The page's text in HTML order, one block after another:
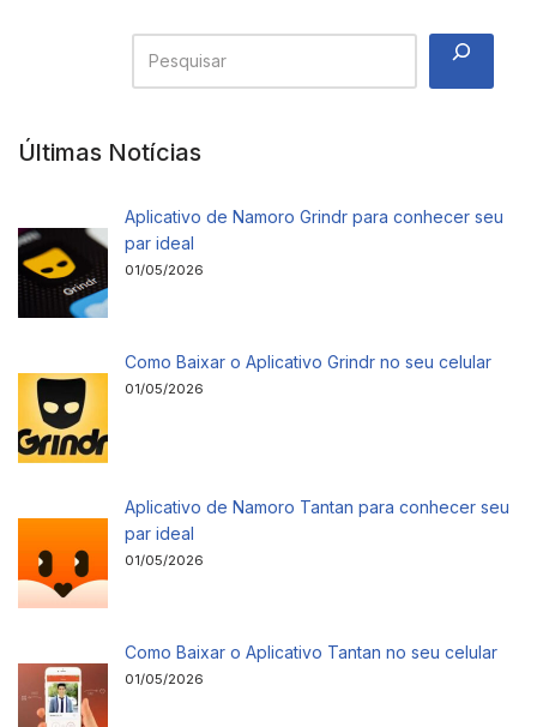
Últimas Notícias
Aplicativo de Namoro Grindr para conhecer seu
par ideal
01/05/2026
Como Baixar o Aplicativo Grindr no seu celular
01/05/2026
Aplicativo de Namoro Tantan para conhecer seu
par ideal
01/05/2026
Como Baixar o Aplicativo Tantan no seu celular
01/05/2026